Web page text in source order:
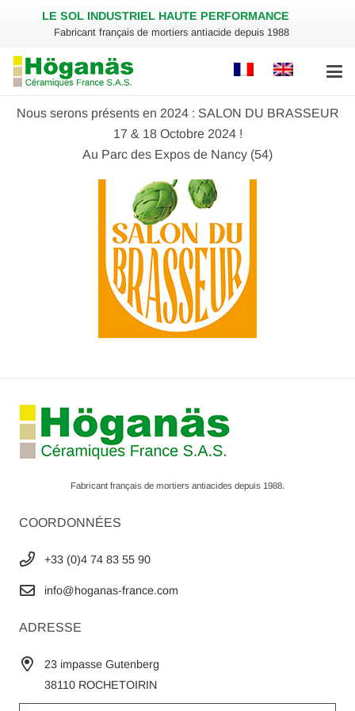
LE SOL INDUSTRIEL HAUTE PERFORMANCE
Fabricant français de mortiers antiacide depuis 1988
Nous serons présents en 2024 : SALON DU BRASSEUR
17 & 18 Octobre 2024 !
Au Parc des Expos de Nancy (54)
Fabricant français de mortiers antiacides depuis 1988.
COORDONNÉES
+33 (0)4 74 83 55 90
info@hoganas-france.com
ADRESSE
23 impasse Gutenberg
38110 ROCHETOIRIN